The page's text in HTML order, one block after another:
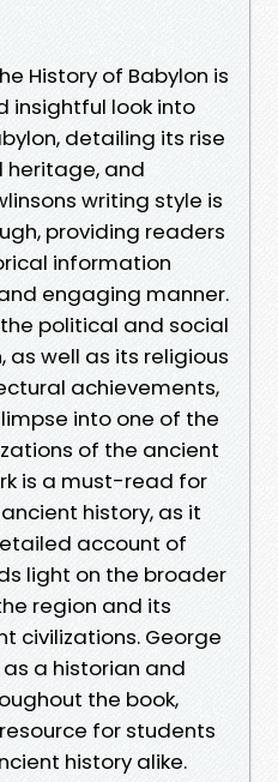
History of Babylon is
insightful look into
detailing its rise
heritage, and
writing style is
providing readers
information
engaging manner.
political and social
as well as its religious
achievements,
into one of the
of the ancient
is a must-read for
history, as it
account of
light on the broader
region and its
civilizations. George
a historian and
the book,
for students
history alike.